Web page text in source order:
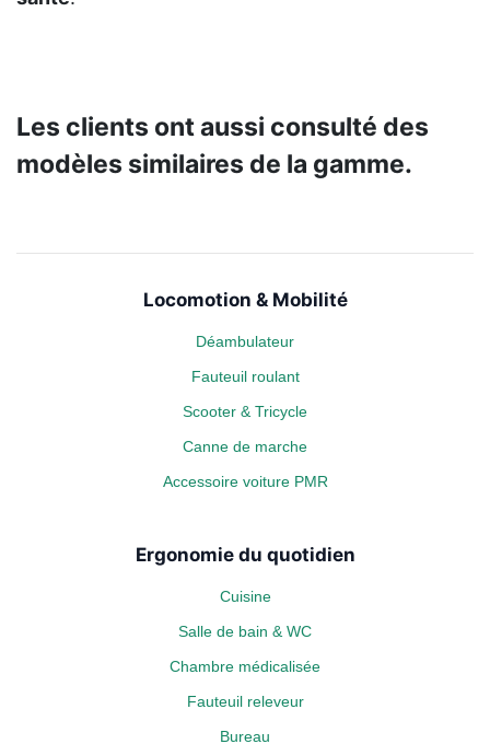
Les clients ont aussi consulté des
modèles similaires de la gamme.
Locomotion & Mobilité
Déambulateur
Fauteuil roulant
Scooter & Tricycle
Canne de marche
Accessoire voiture PMR
Ergonomie du quotidien
Cuisine
Salle de bain & WC
Chambre médicalisée
Fauteuil releveur
Bureau